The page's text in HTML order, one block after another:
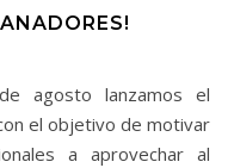
el objetivo de motivar
a aprovechar al